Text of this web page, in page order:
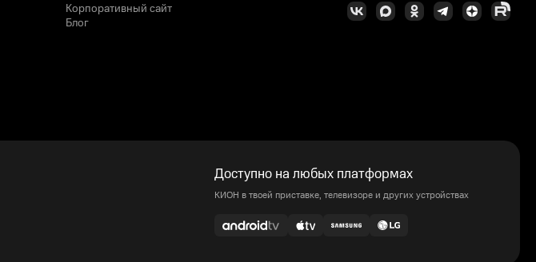
Корпоративный сайт
Блог
Доступно на любых платформах
КИОН в твоей приставке, телевизоре и других устройствах